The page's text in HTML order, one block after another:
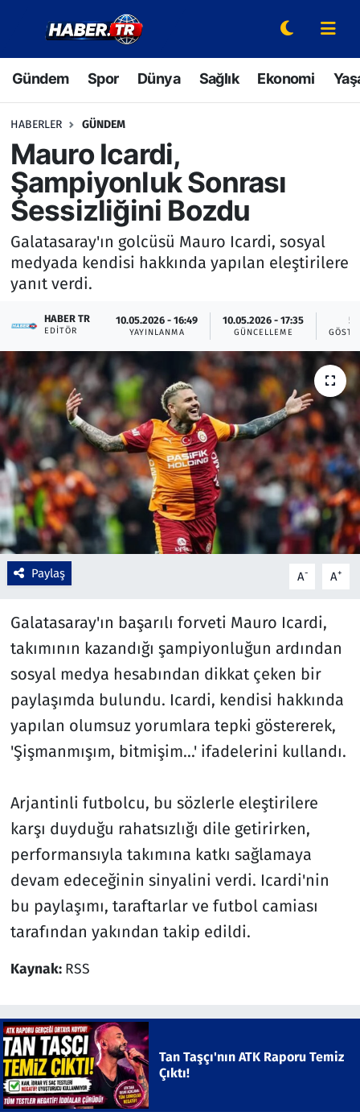
Gündem Spor Dünya Sağlık Ekonomi
HABERLER GÜNDEM
Mauro Icardi,
Şampiyonluk Sonrası
Sessizliğini Bozdu
Galatasaray'ın golcüsü Mauro Icardi, sosyal
medyada kendisi hakkında yapılan eleştirilere
yanıt verdi.
HABER TR
EDITÖR
10.05.2026 - 16:49
YAYINLANMA
10.05.2026 - 17:35
GÜNCELLEME
5
Paylaş A- A+
Galatasaray'ın başarılı forveti Mauro Icardi,
takımının kazandığı şampiyonluğun ardından
sosyal medya hesabından dikkat çeken bir
paylaşımda bulundu. Icardi, kendisi hakkında
yapılan olumsuz yorumlara tepki göstererek,
'Şişmanmışım, bitmişim...' ifadelerini kullandı.
Arjantinli futbolcu, bu sözlerle eleştirilere
karşı duyduğu rahatsızlığı dile getirirken,
performansıyla takımına katkı sağlamaya
devam edeceğinin sinyalini verdi. Icardi'nin
bu paylaşımı, taraftarlar ve futbol camiası
tarafından yakından takip edildi.
Kaynak: RSS
Tan Taşçı'nın ATK Raporu Temiz
Çıktı!
Gündem
Spor
Sağlık
Ekonomi
Yaşam
Bilim ve Teknoloji
Çevre & Doğa
Eğitim
Turizm
Yerel
Hava Durumu
Trafik Durumu
Süper Lig Puan Durumu ve Fikstür
Tüm Manşetler
Son Dakika Haberleri
Haber Arşivi